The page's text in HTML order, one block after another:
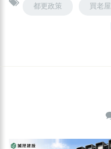
都更政策 買老屋